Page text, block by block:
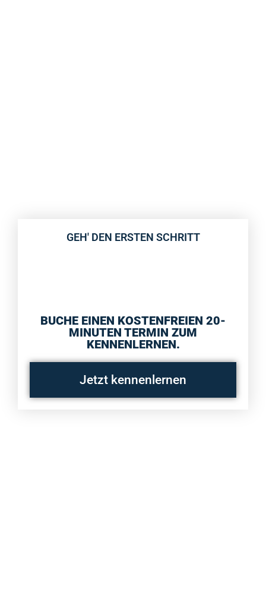
GEH' DEN ERSTEN SCHRITT
BUCHE EINEN KOSTENFREIEN 20-
MINUTEN TERMIN ZUM
KENNENLERNEN.
Jetzt kennenlernen